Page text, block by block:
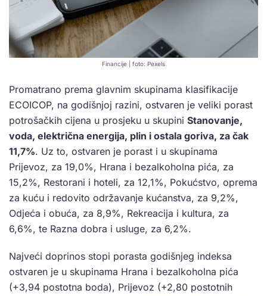
Financije | foto: Pexels
Promatrano prema glavnim skupinama klasifikacije
ECOICOP, na godišnjoj razini, ostvaren je veliki porast
potrošačkih cijena u prosjeku u skupini Stanovanje,
voda, električna energija, plin i ostala goriva, za čak
11,7%. Uz to, ostvaren je porast i u skupinama
Prijevoz, za 19,0%, Hrana i bezalkoholna pića, za
15,2%, Restorani i hoteli, za 12,1%, Pokućstvo, oprema
za kuću i redovito održavanje kućanstva, za 9,2%,
Odjeća i obuća, za 8,9%, Rekreacija i kultura, za
6,6%, te Razna dobra i usluge, za 6,2%.
Najveći doprinos stopi porasta godišnjeg indeksa
ostvaren je u skupinama Hrana i bezalkoholna pića
(+3,94 postotna boda), Prijevoz (+2,80 postotnih